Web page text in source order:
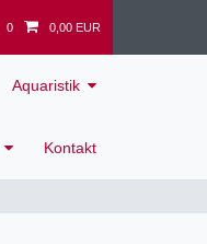
0 0,00 EUR
Aquaristik
Kontakt